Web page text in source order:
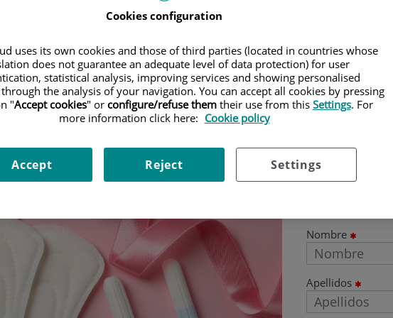
médica. Desde ciclos irregulares
de productos de higiene, este
lo que necesitas saber sobre tu salud
Pide cita
Nombre
Apellidos
Cookies configuration
uses its own cookies and those of third parties (located in countries whose
does not guarantee an adequate level of data protection) for user
statistical analysis, improving services and showing personalised
the analysis of your navigation. You can accept all cookies by pressing
"Accept cookies" or configure/refuse themtheir use from this Settings. For
more information click here: Cookie policy
Settings
Reject
Accept